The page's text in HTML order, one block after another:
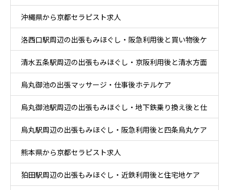
沖縄県から京都セラピスト求人
洛西口駅周辺の出張もみほぐし・阪急利用後と買い物後ケ
ア
清水五条駅周辺の出張もみほぐし・京阪利用後と清水方面
散策ケア
烏丸御池の出張マッサージ・仕事後ホテルケア
烏丸御池駅周辺の出張もみほぐし・地下鉄乗り換え後と仕
事帰りケア
烏丸駅周辺の出張もみほぐし・阪急利用後と四条烏丸ケア
熊本県から京都セラピスト求人
狛田駅周辺の出張もみほぐし・近鉄利用後と住宅地ケア